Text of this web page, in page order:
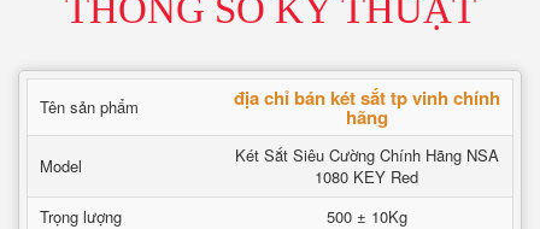
THÔNG SỐ KỸ THUẬT
Tên sản phẩm địa chỉ bán két sắt tp vinh chính
hãng
Model
Két Sắt Siêu Cường Chính Hãng NSA
1080 KEY Red
Trọng lượng
500 ± 10Kg